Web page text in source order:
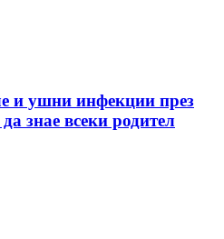
и ушни инфекции през
знае всеки родител